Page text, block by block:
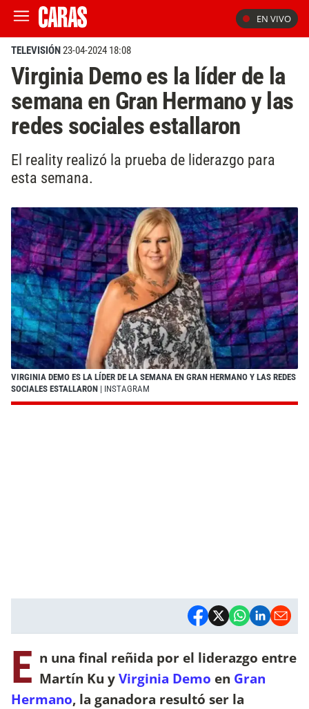
EN VIVO
TELEVISIÓN23-04-2024 18:08
Virginia Demo es la líder de la
semana en Gran Hermano y las
redes sociales estallaron
El reality realizó la prueba de liderazgo para
esta semana.
VIRGINIA DEMO ES LA LÍDER DE LA SEMANA EN GRAN HERMANO Y LAS REDES
SOCIALES ESTALLARON | INSTAGRAM
E n una final reñida por el liderazgo entre
Martín Ku yVirginia Demo en Gran
Hermano, la ganadora resultó ser la